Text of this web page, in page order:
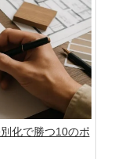
化で勝つ10のポ